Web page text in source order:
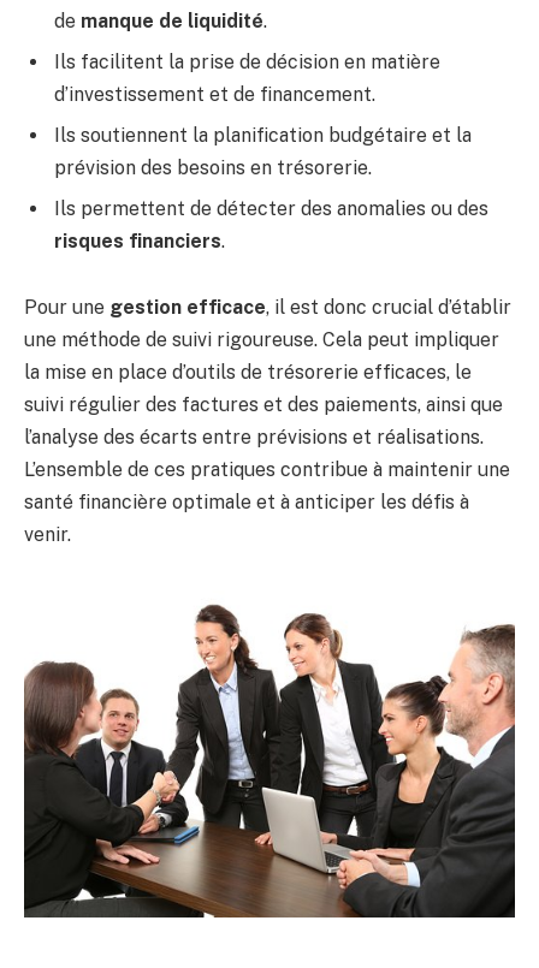
de manque de liquidité.
Ils facilitent la prise de décision en matière
d’investissement et de financement.
Ils soutiennent la planification budgétaire et la
prévision des besoins en trésorerie.
Ils permettent de détecter des anomalies ou des
risques financiers.
Pour une gestion efficace, il est donc crucial d’établir
une méthode de suivi rigoureuse. Cela peut impliquer
la mise en place d’outils de trésorerie efficaces, le
suivi régulier des factures et des paiements, ainsi que
l’analyse des écarts entre prévisions et réalisations.
L’ensemble de ces pratiques contribue à maintenir une
santé financière optimale et à anticiper les défis à
venir.